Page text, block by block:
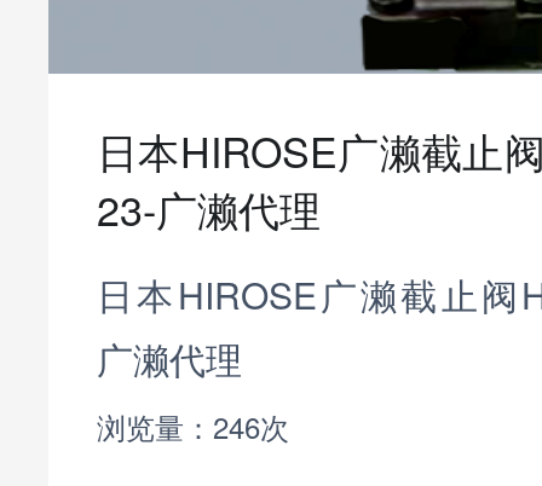
日本HIROSE广濑截止
23-广濑代理
日本HIROSE广濑截止阀
广濑代理
浏览量：246次